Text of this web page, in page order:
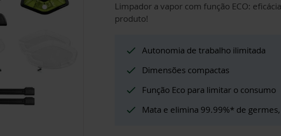
Limpador a vapor com função ECO:
produto!
Autonomia de trabalho ilimitada
Dimensões compactas
Função Eco para limitar o consumo
Mata e elimina 99.99%* de